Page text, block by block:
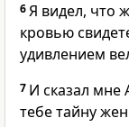
6Я видел, что
кровью
удивлением
7 И сказал мне
тебе тайну